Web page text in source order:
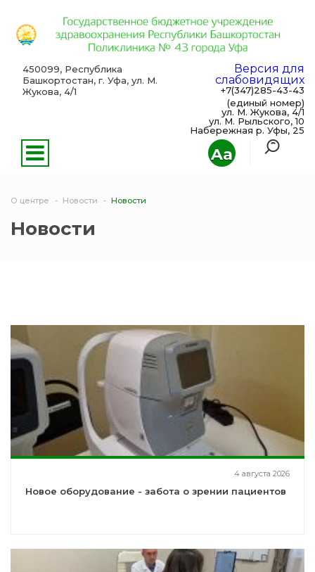
Aa
450099, Республика
Башкортостан, г. Уфа, ул. М.
Жукова, 4/1
Версия для
слабовидящих
+7(347)285-43-43
(единый номер)
ул. М. Жукова, 4/1
ул. М. Рыльского, 10
Набережная р. Уфы, 25
О центре Новости Новости
Новости
4 августа 2026
Новое оборудование - забота о зрении пациентов